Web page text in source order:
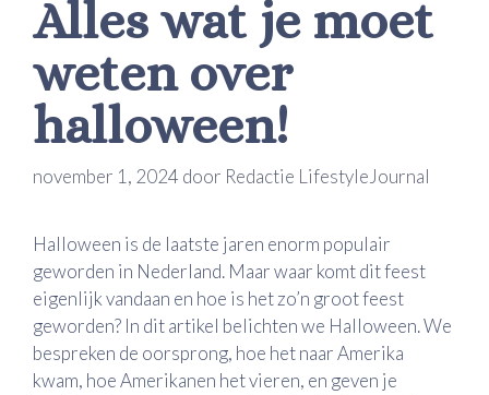
Alles wat je moet
weten over
halloween!
november 1, 2024 door Redactie LifestyleJournal
Halloween is de laatste jaren enorm populair
geworden in Nederland. Maar waar komt dit feest
eigenlijk vandaan en hoe is het zo’n groot feest
geworden? In dit artikel belichten we Halloween. We
bespreken de oorsprong, hoe het naar Amerika
kwam, hoe Amerikanen het vieren, en geven je